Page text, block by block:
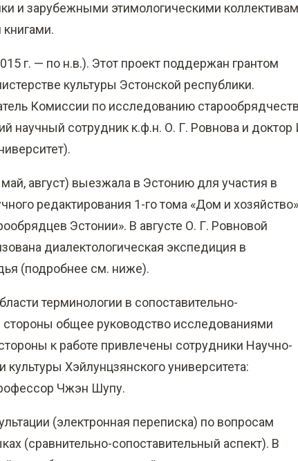
и зарубежными этимологическими
г. — по н.в.). Этот проект поддержан грантом
культуры Эстонской республики.
Комиссии по исследованию
научный сотрудник к.ф.н. О. Г. Ровнова и доктор
август) выезжала в Эстонию для участия в
редактирования 1-го тома «Дом и хозяйство»
Эстонии». В августе О. Г. Ровновой
диалектологическая экспедиция в
(подробнее см. ниже).
терминологии в сопоставительно-
стороны общее руководство исследованиями
к работе привлечены сотрудники Научно-
Хэйлунцзянского университета:
Чжэн Шупу.
(электронная переписка) по вопросам
(сравнительно-сопоставительный аспект). В